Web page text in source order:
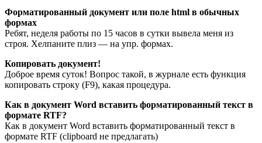
Форматированный документ или поле html в обычных
формах
Ребят, неделя работы по 15 часов в сутки вывела меня из
строя. Хелпаните плиз — на упр. формах.
Копировать документ!
Доброе время суток! Вопрос такой, в журнале есть функция
копировать строку (F9), какая процедура.
Как в документ Word вставить форматированный текст в
формате RTF?
Как в документ Word вставить форматированный текст в
формате RTF (clipboard не предлагать)